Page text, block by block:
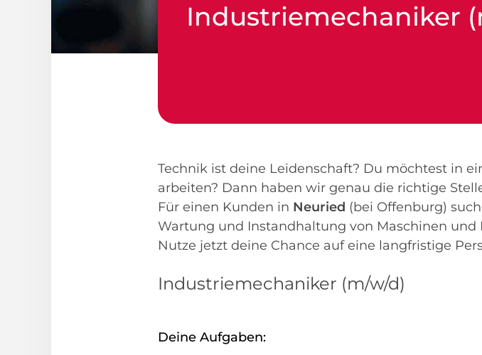
Industriemechaniker
Technik ist deine Leidenschaft? Du möchtest in
arbeiten? Dann haben wir genau die richtige
Für einen Kunden in Neuried (bei Offenburg)
Wartung und Instandhaltung von Maschinen und
Nutze jetzt deine Chance auf eine langfristige
Industriemechaniker (m/w/d)
Deine Aufgaben: